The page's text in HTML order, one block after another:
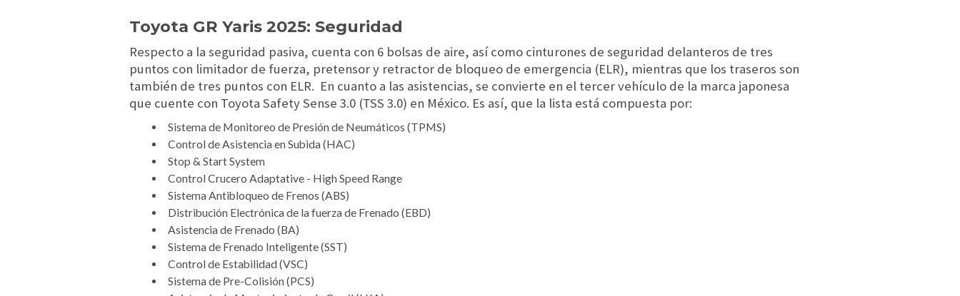
Toyota GR Yaris 2025: Seguridad
Respecto a la seguridad pasiva, cuenta con 6 bolsas de aire, así como cinturones de seguridad delanteros de tres
puntos con limitador de fuerza, pretensor y retractor de bloqueo de emergencia (ELR), mientras que los traseros son
también de tres puntos con ELR. En cuanto a las asistencias, se convierte en el tercer vehículo de la marca japonesa
que cuente con Toyota Safety Sense 3.0 (TSS 3.0) en México. Es así, que la lista está compuesta por:
Sistema de Monitoreo de Presión de Neumáticos (TPMS)
Control de Asistencia en Subida (HAC)
Stop & Start System
Control Crucero Adaptative - High Speed Range
Sistema Antibloqueo de Frenos (ABS)
Distribución Electrónica de la fuerza de Frenado (EBD)
Asistencia de Frenado (BA)
Sistema de Frenado Inteligente (SST)
Control de Estabilidad (VSC)
Sistema de Pre-Colisión (PCS)